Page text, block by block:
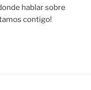
hablar sobre
contigo!